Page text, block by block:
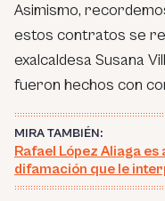
Asimismo,
estos contratos se
exalcaldesa Susana
fueron hechos con
MIRA TAMBIÉN:
Rafael López Aliaga
difamación que le